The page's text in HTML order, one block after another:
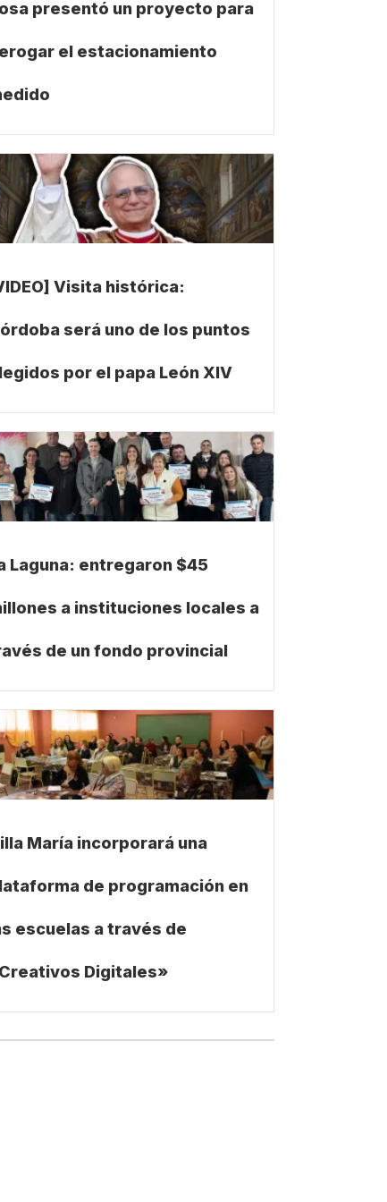
presentó un proyecto para
el estacionamiento
Visita histórica:
será uno de los puntos
por el papa León XIV
Laguna: entregaron $45
a instituciones locales a
de un fondo provincial
María incorporará una
de programación en
escuelas a través de
Digitales»